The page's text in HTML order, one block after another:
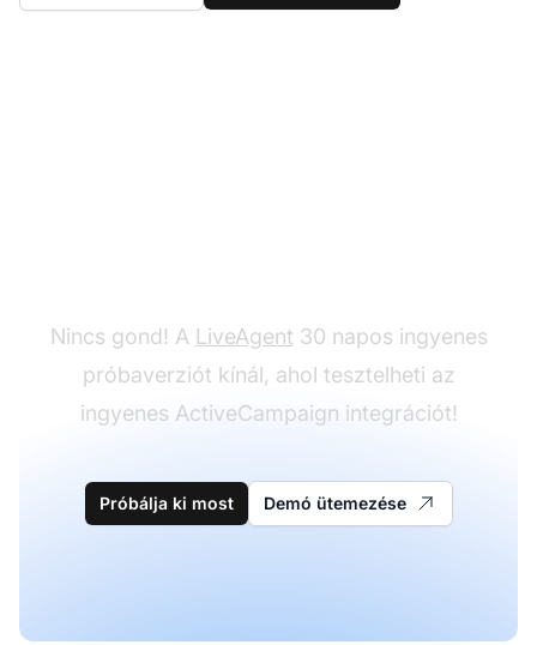
Nincs gond! A LiveAgent 30 napos ingyenes
próbaverziót kínál, ahol tesztelheti az
ingyenes ActiveCampaign integrációt!
Próbálja ki most Demó ütemezése